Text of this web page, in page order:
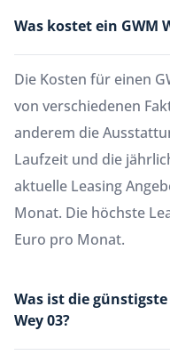
Was kostet ein GWM
Die Kosten für einen
von verschiedenen
anderem die
Laufzeit und die
aktuelle Leasing
Monat. Die höchste
Euro pro Monat.
Was ist die
Wey 03?